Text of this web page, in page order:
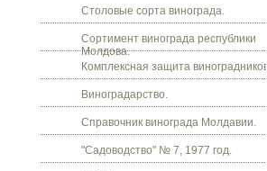
Столовые сорта винограда.
Сортимент винограда республики
Молдова.
Комплексная защита виноградников.
Виноградарство.
Справочник винограда Молдавии.
"Садоводство" № 7, 1977 год.